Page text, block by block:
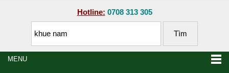
Hotline: 0708 313 305
MENU